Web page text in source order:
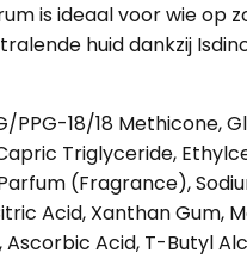
is ideaal voor wie op
huid dankzij
18/18
Triglyceride,
(Fragrance),
Acid, Xanthan Gum,
Acid, T-Butyl